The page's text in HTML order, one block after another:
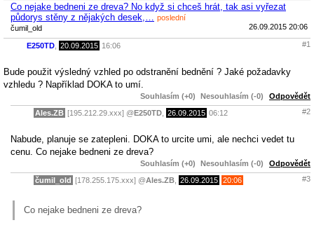
Co nejake bedneni ze dreva? No když si chceš hrát, tak asi vyřezat
půdorys stěny z nějakých desek,…
poslední
čumil_old
26.09.2015 20:06
E250TD 20.09.2015 16:06 #1
Bude použit výsledný vzhled po odstranění bednění ? Jaké požadavky
vzhledu ? Například DOKA to umí.
Souhlasím (+0) Nesouhlasím (-0) Odpovědět
Ales.ZB [195.212.29.xxx] @E250TD 26.09.2015 06:12 #2
Nabude, planuje se zatepleni. DOKA to urcite umi, ale nechci vedet tu
cenu. Co nejake bedneni ze dreva?
Souhlasím (+0) Nesouhlasím (-0) Odpovědět
čumil_old [178.255.175.xxx] @Ales.ZB 26.09.2015 20:06 #3
Co nejake bedneni ze dreva?